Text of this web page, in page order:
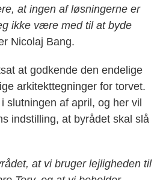
at ingen af løsningerne er
ikke være med til at byde
Nicolaj Bang.
at godkende den endelige
arkitekttegninger for torvet.
slutningen af april, og her vil
indstilling, at byrådet skal slå
at vi bruger lejligheden til